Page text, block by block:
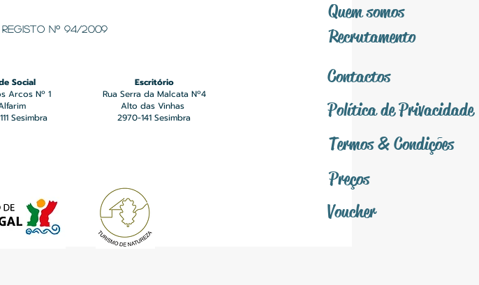
Nº 94/2009
Quem somos
Recrutamento
Contactos
Social
Arcos Nº 1
Sesimbra
Escritório
Rua Serra da Malcata Nº4
Alto das Vinhas
2970-141 Sesimbra
Políticade Privacidade
Termos &Condições
Preços
Voucher